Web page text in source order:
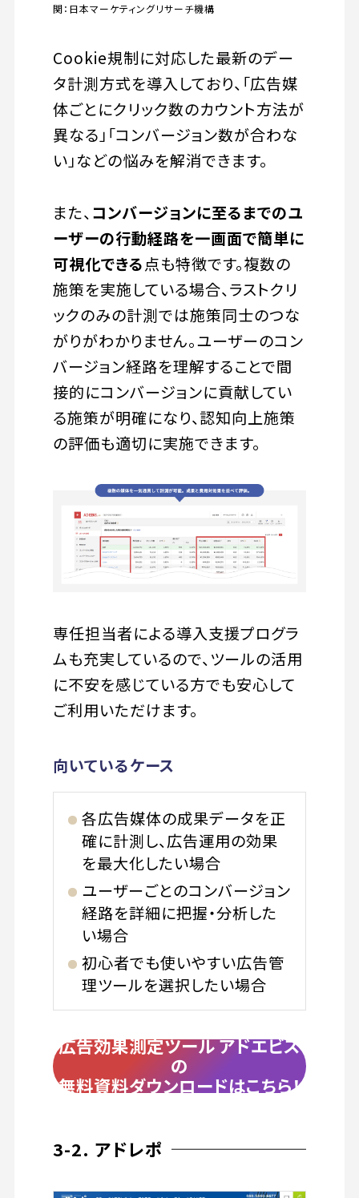
関：日本マーケティングリサーチ機構
Cookie規制に対応した最新のデー
タ計測方式を導入しており、「広告媒
体ごとにクリック数のカウント方法が
異なる」「コンバージョン数が合わな
い」などの悩みを解消できます。
また、 コンバージョンに至るまでのユ
ーザーの行動経路を一画面で簡単に
可視化できる点も特徴です。複数の
施策を実施している場合、ラストクリ
ックのみの計測では施策同士のつな
がりがわかりません。ユーザーのコン
バージョン経路を理解することで間
接的にコンバージョンに貢献してい
る施策が明確になり、認知向上施策
の評価も適切に実施できます。
専任担当者による導入支援プログラ
ムも充実しているので、ツールの活用
に不安を感じている方でも安心して
ご利用いただけます。
向いているケース
各広告媒体の成果データを正
確に計測し、広告運用の効果
を最大化したい場合
ユーザーごとのコンバージョン
経路を詳細に把握・分析した
い場合
初心者でも使いやすい広告管
理ツールを選択したい場合
広告効果測定ツール アドエビス
の
無料資料ダウンロードはこちら！
3-2. アドレポ